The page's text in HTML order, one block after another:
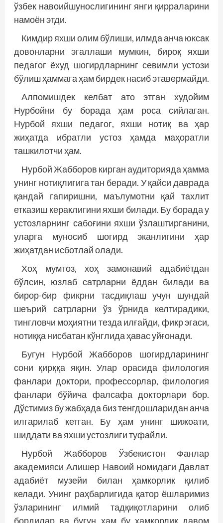
ўзбек навоийшунослигининг янги қирраларини
намоён этди.
Кимдир яхши олим бўлиши, илмда анча юксак
довонларни эгаллаши мумкин, бироқ яхши
педагог ёхуд шогирдларнинг севимли устози
бўлиш ҳаммага ҳам бирдек насиб этавермайди.
Алпомишдек келбат ато этган худойим
Нурбойни бу борада ҳам роса сийлаган.
Нурбой яхши педагог, яхши нотиқ ва ҳар
жиҳатда ибратли устоз ҳамда маҳоратли
ташкилотчи ҳам.
Нурбой Жабборов кирган аудиторияда ҳамма
унинг нотиқлигига тан беради. У қайси даврада
қандай гапиришни, маълумотни қай тахлит
етказиш кераклигини яхши билади. Бу борада у
устозларнинг сабоғини яхши ўзлаштирганини,
уларга муносиб шогирд эканлигини ҳар
жиҳатдан исботлай олади.
Хоҳ мумтоз, хоҳ замонавий адабиётдан
бўлсин, юзлаб сатрларни ёддан билади ва
бирор-бир фикрни тасдиқлаш учун шундай
шеърий сатрларни ўз ўрнида келтирадики,
тингловчи моҳиятни тезда илғайди, фикр эгаси,
нотиққа нисбатан кўнглида ҳавас уйғонади.
Бугун Нурбой Жабборов шогирдларининг
сони қирққа яқин. Улар орасида филология
фанлари доктори, профессорлар, филология
фанлари бўйича фалсафа докторлари бор.
Дўстимиз бу жабҳада биз тенгдошларидан анча
илгарилаб кетган. Бу ҳам унинг шижоати,
шиддати ва яхши устозлиги туфайли.
Нурбой Жабборов Ўзбекистон Фанлар
академияси Алишер Навоий номидаги Давлат
адабиёт музейи билан ҳамкорлик қилиб
келади. Унинг раҳбарлигида қатор ёшларимиз
ўзларининг илмий тадқиқотларини олиб
бордилар ва бугун ҳам бу ҳамкорлик давом